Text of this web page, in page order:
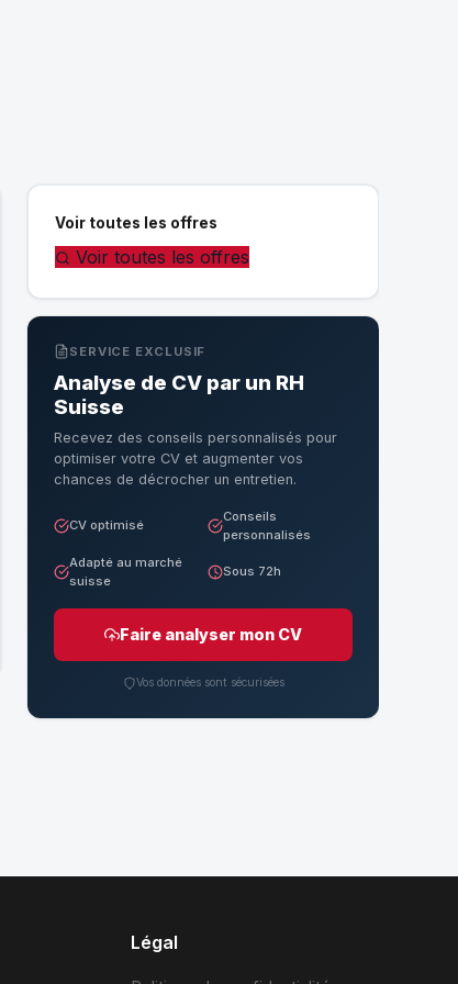
Voir toutes les offres
Voir toutes les offres
SERVICE EXCLUSIF
Analyse de CV par un RH
Suisse
Recevez des conseils personnalisés pour
optimiser votre CV et augmenter vos
chances de décrocher un entretien.
CV optimisé
Conseils
personnalisés
Adapté au marché
suisse
Sous 72h
Faire analyser mon CV
Vos données sont sécurisées
Légal